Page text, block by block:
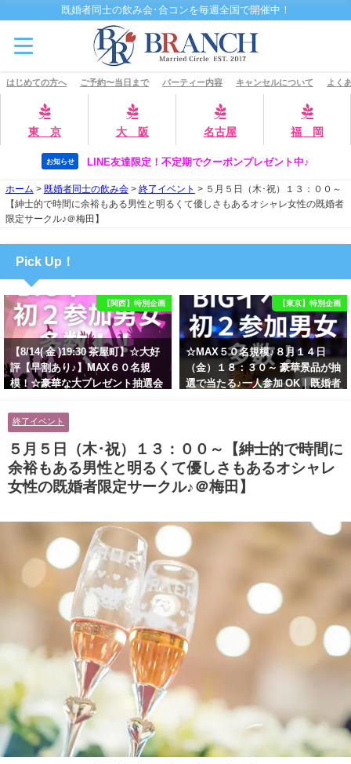
既婚者同士の飲み会･合コンを毎週全国で開催中！
はじめての方へ ご予約〜当日まで パーティー内容 キャンセルについて よく
東 京 大 阪 名古屋 福 岡
お知らせ LINE友達限定！不定期でクーポンプレゼント中♪
ホーム > 既婚者同士の飲み会> 終了イベント > ５月５日（木･祝）１３：００～
【紳士的で時間に余裕もある男性と明るくて優しさもあるオシャレ女性の既婚者
限定サークル♪＠梅田】
Pick Up！
【関西】特別企画
【8/14( 金 )19:30 茶屋町】☆大好
評【早割あり♪】MAX６０名規
模！☆豪華な大プレゼント抽選会
男性とオシャレ好きで落ち着いた
大人女性の既婚者限定ビッグパー
ティー♪＠茶屋町】
【東京】特別企画
☆MAX５０名規模♪８月１４日
（金）１８：３０～ 豪華景品が抽
選で当たる♪一人参加 OK｜既婚者
女性の既婚者限定ビッグパーティ
ー♪＠池袋】
終了イベント
５月５日（木･祝）１３：００～【紳士的で時間に
余裕もある男性と明るくて優しさもあるオシャレ
女性の既婚者限定サークル♪＠梅田】